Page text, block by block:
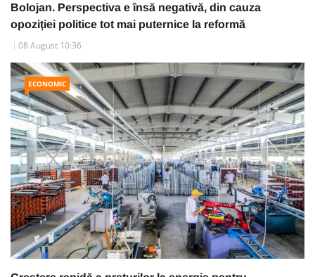
Bolojan. Perspectiva e însă negativă, din cauza
opoziției politice tot mai puternice la reformă
08 August 10:36
ECONOMIC